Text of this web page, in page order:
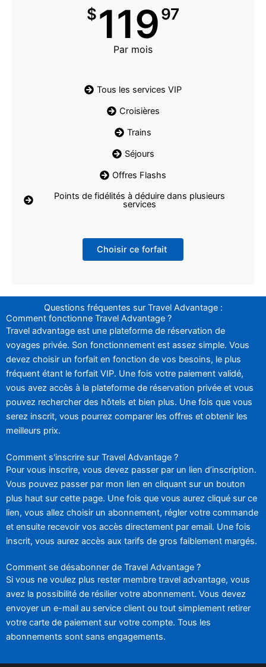
$11997
Par mois
Tous les services VIP
Croisières
Trains
Séjours
Offres Flashs
Points de fidélités à déduire dans plusieurs
services
Choisir ce forfait
Questions fréquentes sur Travel Advantage :
Comment fonctionne Travel Advantage ?
Travel advantage est une plateforme de réservation de
voyages privée. Son fonctionnement est assez simple. Vous
devez choisir un forfait en fonction de vos besoins, le plus
fréquent étant le forfait VIP. Une fois votre paiement validé,
vous avez accès à la plateforme de réservation privée et vous
pouvez rechercher des hôtels et bien plus. Une fois que vous
serez inscrit, vous pourrez comparer les offres et obtenir les
meilleurs prix.
Comment s'inscrire sur Travel Advantage ?
Pour vous inscrire, vous devez passer par un lien d’inscription.
Vous pouvez passer par mon lien en cliquant sur un bouton
plus haut sur cette page. Une fois que vous aurez cliqué sur ce
lien, vous allez choisir un abonnement, régler votre commande
et ensuite recevoir vos accès directement par email. Une fois
inscrit, vous aurez accès aux tarifs de gros faiblement margés.
Comment se désabonner de Travel Advantage ?
Si vous ne voulez plus rester membre travel advantage, vous
avez la possibilité de résilier votre abonnement. Vous devez
envoyer un e-mail au service client ou tout simplement retirer
votre carte de paiement sur votre compte. Tous les
abonnements sont sans engagements.